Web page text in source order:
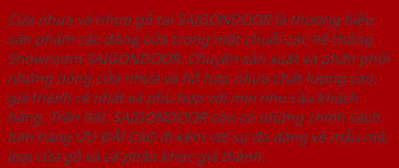
Cửa nhựa và nhựa gỗ tại SAIGONDOOR là thương hiệu
sản phẩm các dòng cửa trong một chuỗi các hệ thống
Showroom SAIGONDOOR. Chuyên sản xuất và phân phối
những dòng cửa nhựa và hỗ hợp nhựa chất lượng cao,
giá thành rẻ nhất và phù hợp với mọi nhu cầu khách
hàng. Trên hết, SAIGONDOOR còn có những chính sách
bán hàng ƯU ĐÃI CAO đi kèm với sự đa dạng về mẫu mã,
loại cửa gỗ và cả phân khúc giá thành.